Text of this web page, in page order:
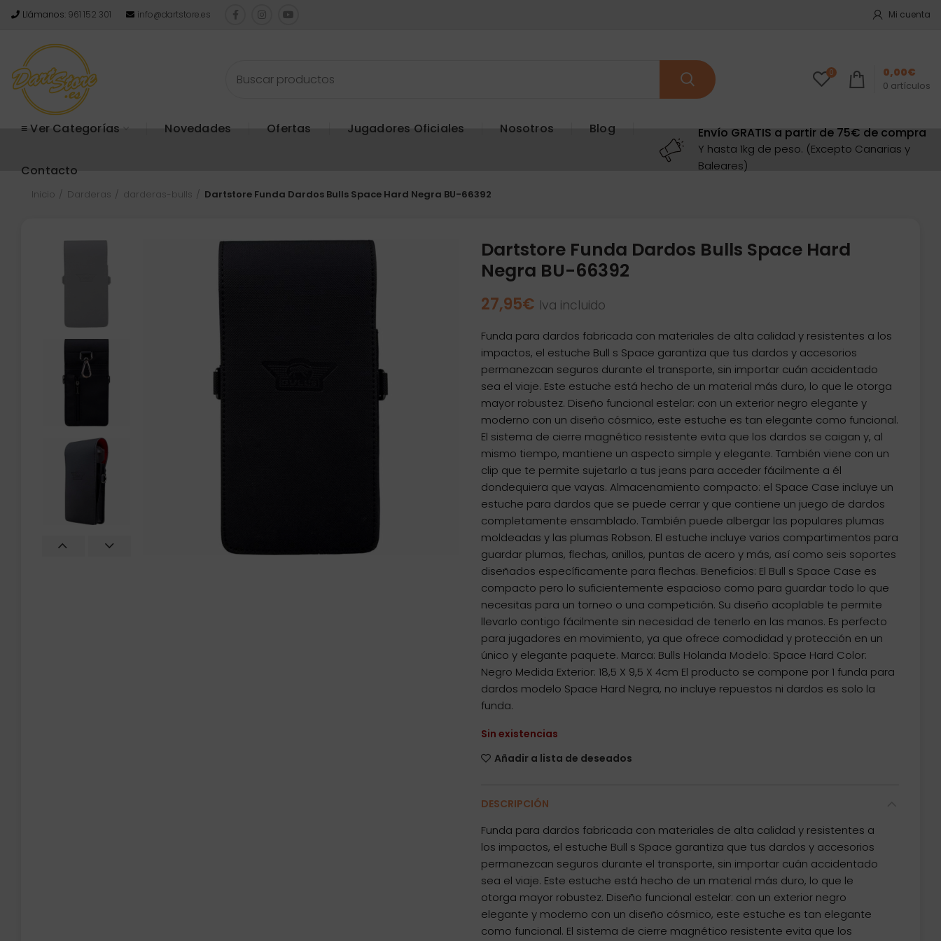
Llámanos: 961 152 301 info@dartstore.es Mi cuenta
0
0 artículos
0,00€
≡ Ver Categorías Novedades Ofertas Jugadores Oficiales Nosotros Blog
Contacto
Envío GRATIS a partir de 75€ de compra
Y hasta 1kg de peso. (Excepto Canarias y
Baleares)
Inicio Darderas darderas-bulls Dartstore Funda Dardos Bulls Space Hard Negra BU-66392
Dartstore Funda Dardos Bulls Space Hard
Negra BU-66392
27,95€ Iva incluido
Funda para dardos fabricada con materiales de alta calidad y resistentes a los
impactos, el estuche Bull s Space garantiza que tus dardos y accesorios
permanezcan seguros durante el transporte, sin importar cuán accidentado
sea el viaje. Este estuche está hecho de un material más duro, lo que le otorga
mayor robustez. Diseño funcional estelar: con un exterior negro elegante y
moderno con un diseño cósmico, este estuche es tan elegante como funcional.
El sistema de cierre magnético resistente evita que los dardos se caigan y, al
mismo tiempo, mantiene un aspecto simple y elegante. También viene con un
clip que te permite sujetarlo a tus jeans para acceder fácilmente a él
dondequiera que vayas. Almacenamiento compacto: el Space Case incluye un
estuche para dardos que se puede cerrar y que contiene un juego de dardos
completamente ensamblado. También puede albergar las populares plumas
moldeadas y las plumas Robson. El estuche incluye varios compartimentos para
guardar plumas, flechas, anillos, puntas de acero y más, así como seis soportes
diseñados específicamente para flechas. Beneficios: El Bull s Space Case es
compacto pero lo suficientemente espacioso como para guardar todo lo que
necesitas para un torneo o una competición. Su diseño acoplable te permite
llevarlo contigo fácilmente sin necesidad de tenerlo en las manos. Es perfecto
para jugadores en movimiento, ya que ofrece comodidad y protección en un
único y elegante paquete. Marca: Bulls Holanda Modelo: Space Hard Color:
Negro Medida Exterior: 18,5 X 9,5 X 4cm El producto se compone por 1 funda para
dardos modelo Space Hard Negra, no incluye repuestos ni dardos es solo la
funda.
Sin existencias
Añadir a lista de deseados
DESCRIPCIÓN
Funda para dardos fabricada con materiales de alta calidad y resistentes a
los impactos, el estuche Bull s Space garantiza que tus dardos y accesorios
permanezcan seguros durante el transporte, sin importar cuán accidentado
sea el viaje. Este estuche está hecho de un material más duro, lo que le
otorga mayor robustez. Diseño funcional estelar: con un exterior negro
elegante y moderno con un diseño cósmico, este estuche es tan elegante
como funcional. El sistema de cierre magnético resistente evita que los